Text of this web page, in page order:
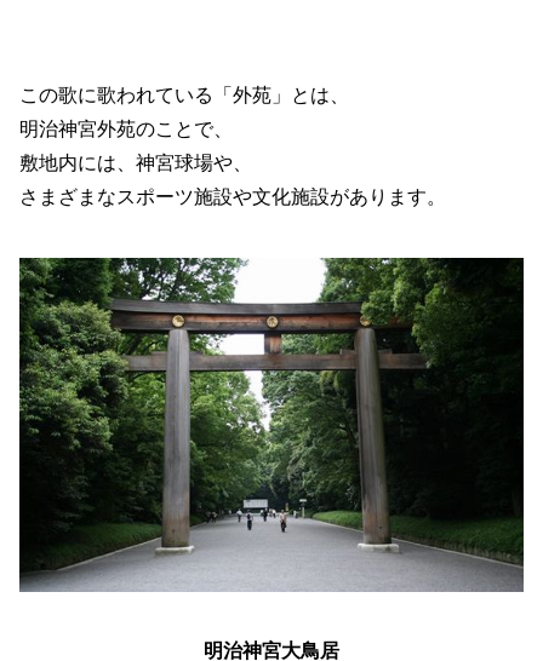
この歌に歌われている「外苑」とは、
明治神宮外苑のことで、
敷地内には、神宮球場や、
さまざまなスポーツ施設や文化施設があります。
明治神宮大鳥居